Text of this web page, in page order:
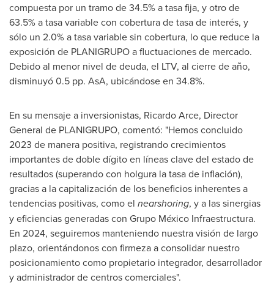
compuesta por un tramo de 34.5% a tasa fija, y otro de
63.5% a tasa variable con cobertura de tasa de interés, y
sólo un 2.0% a tasa variable sin cobertura, lo que reduce la
exposición de PLANIGRUPO a fluctuaciones de mercado.
Debido al menor nivel de deuda, el LTV, al cierre de año,
disminuyó 0.5 pp. AsA, ubicándose en 34.8%.
En su mensaje a inversionistas, Ricardo Arce, Director
General de PLANIGRUPO, comentó: "Hemos concluido
2023 de manera positiva, registrando crecimientos
importantes de doble dígito en líneas clave del estado de
resultados (superando con holgura la tasa de inflación),
gracias a la capitalización de los beneficios inherentes a
tendencias positivas, como el nearshoring, y a las sinergias
y eficiencias generadas con Grupo México Infraestructura.
En 2024, seguiremos manteniendo nuestra visión de largo
plazo, orientándonos con firmeza a consolidar nuestro
posicionamiento como propietario integrador, desarrollador
y administrador de centros comerciales".